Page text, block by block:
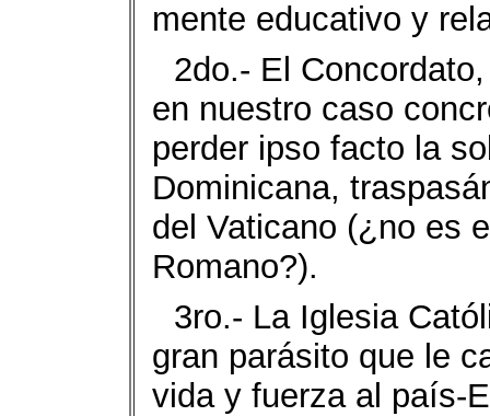
mente educativo y
2do.- El
en nuestro caso
per­der ipso facto la
Domi­nicana,
del Vati­cano (¿no es
Romano?).
3ro.- La Iglesia
gran parásito que le
vida y fuerza al país-